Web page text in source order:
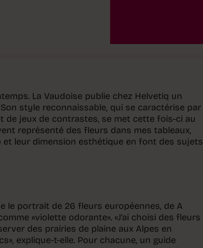
La Vaudoise publie chez Helvetiq un
style reconnaissable, qui se caractérise par
de jeux de contrastes, se met cette fois-ci au
représenté des fleurs dans mes tableaux,
et leur dimension esthétique en font des sujets
le portrait de 26 fleurs européennes, de A
«violette odorante». «J’ai choisi des fleurs
des prairies de plaine aux Alpes en
explique-t-elle. Pour chacune, un guide